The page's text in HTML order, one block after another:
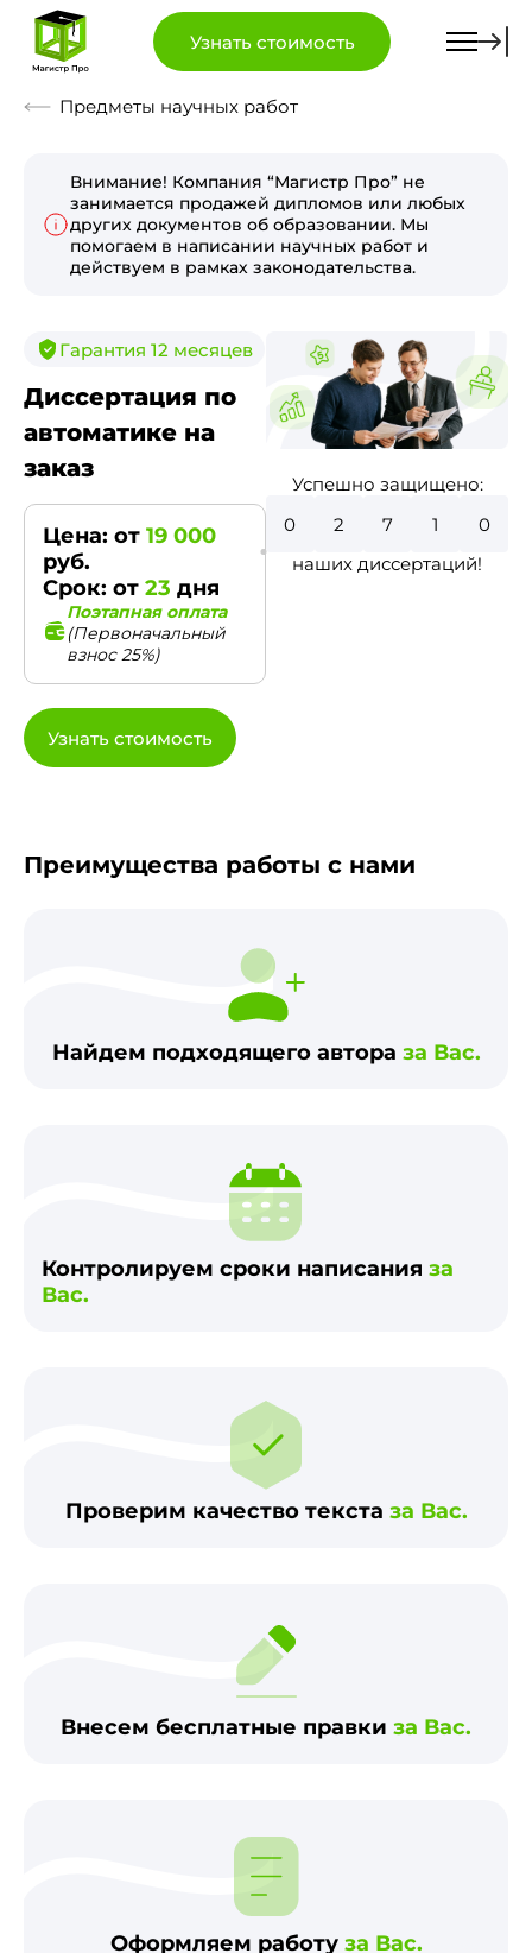
Узнать стоимость
Предметы научных работ
Внимание! Компания “Магистр Про” не
занимается продажей дипломов или любых
других документов об образовании. Мы
помогаем в написании научных работ и
действуем в рамках законодательства.
Гарантия 12 месяцев
Диссертация по
автоматике на
заказ
Цена: от 19 000
руб.
Срок: от 23 дня
Поэтапная оплата
(Первоначальный
взнос 25%)
Узнать стоимость
Успешно защищено:
0
9
0
3
0
наших диссертаций!
Преимущества работы с нами
Найдем подходящего автора за Вас.
Контролируем сроки написания за
Вас.
Проверим качество текста за Вас.
Внесем бесплатные правки за Вас.
Оформляем работу за Вас.